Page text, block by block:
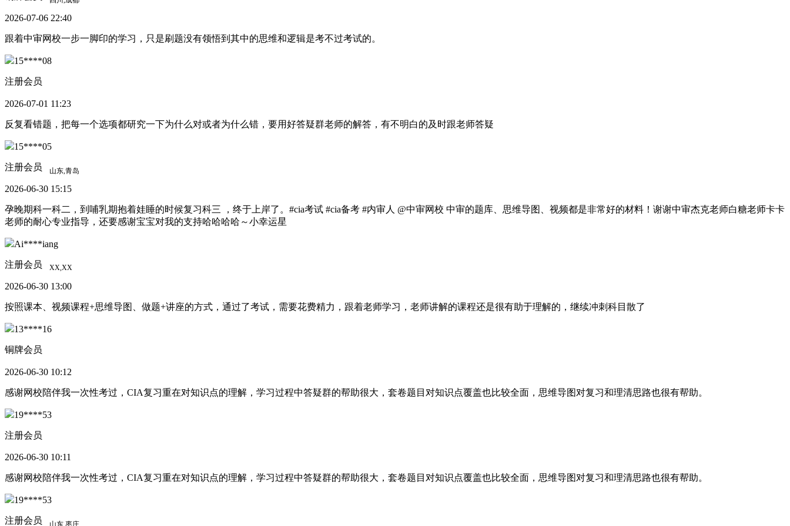
2026-07-06 22:40
跟着中审网校一步一脚印的学习，只是刷题没有领悟到其中的思维和逻辑是考不过考试的。
15****08
注册会员
2026-07-01 11:23
反复看错题，把每一个选项都研究一下为什么对或者为什么错，要用好答疑群老师的解答，有不明白的及时跟老师答疑
15****05
注册会员
2026-06-30 15:15
孕晚期科一科二，到哺乳期抱着娃睡的时候复习科三 ，终于上岸了。#cia考试 #cia备考 #内审人 @中审网校 中审的题库、思维导图、视频都是非常好的材料！谢谢中审杰克老师白糖老师卡卡
老师的耐心专业指导，还要感谢宝宝对我的支持哈哈哈哈～小幸运星
Ai****iang
注册会员
2026-06-30 13:00
按照课本、视频课程+思维导图、做题+讲座的方式，通过了考试，需要花费精力，跟着老师学习，老师讲解的课程还是很有助于理解的，继续冲刺科目散了
13****16
铜牌会员
2026-06-30 10:12
感谢网校陪伴我一次性考过，CIA复习重在对知识点的理解，学习过程中答疑群的帮助很大，套卷题目对知识点覆盖也比较全面，思维导图对复习和理清思路也很有帮助。
19****53
注册会员
2026-06-30 10:11
感谢网校陪伴我一次性考过，CIA复习重在对知识点的理解，学习过程中答疑群的帮助很大，套卷题目对知识点覆盖也比较全面，思维导图对复习和理清思路也很有帮助。
19****53
注册会员